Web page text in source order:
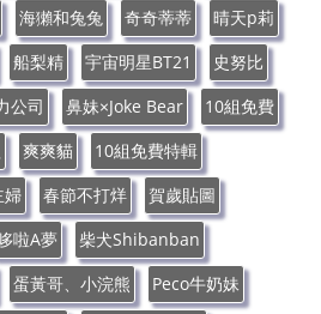
海獺和兔兔 奇奇蒂蒂
晴天p莉
船梨精 宇宙明星BT21
史努比
公司 鼻妹×Joke Bear
10組免費
爽爽貓
10組免費特輯
婦 春節不打烊
賀歲貼圖
啦A夢
柴犬Shibanban
蛋黃哥、小浣熊
Peco牛奶妹